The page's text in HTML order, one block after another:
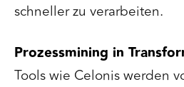
schneller zu verarbeiten.
Prozessmining in
Tools wie Celonis werden